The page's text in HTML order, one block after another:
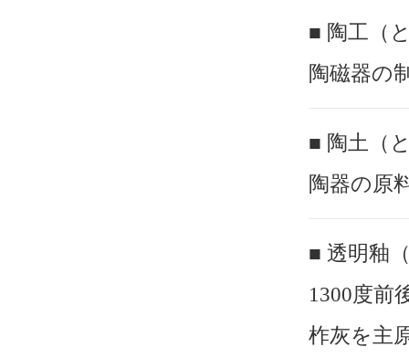
■ 陶工（
陶磁器の
■ 陶土（
陶器の原
■ 透明釉
1300度前
柞灰を主